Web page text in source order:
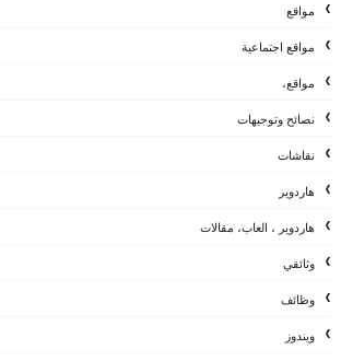
مواقع
مواقع اجتماعية
مواقع،
نصائح وتوجيهات
نقاشات
هاردوير
هاردوير ، العاب، مقالات
وثائقي
وظائف
ويندوز